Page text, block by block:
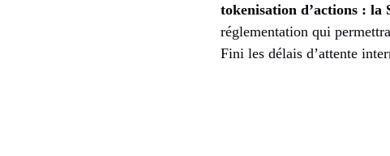
tokenisation d’actions :
réglementation qui
Fini les délais d’attente